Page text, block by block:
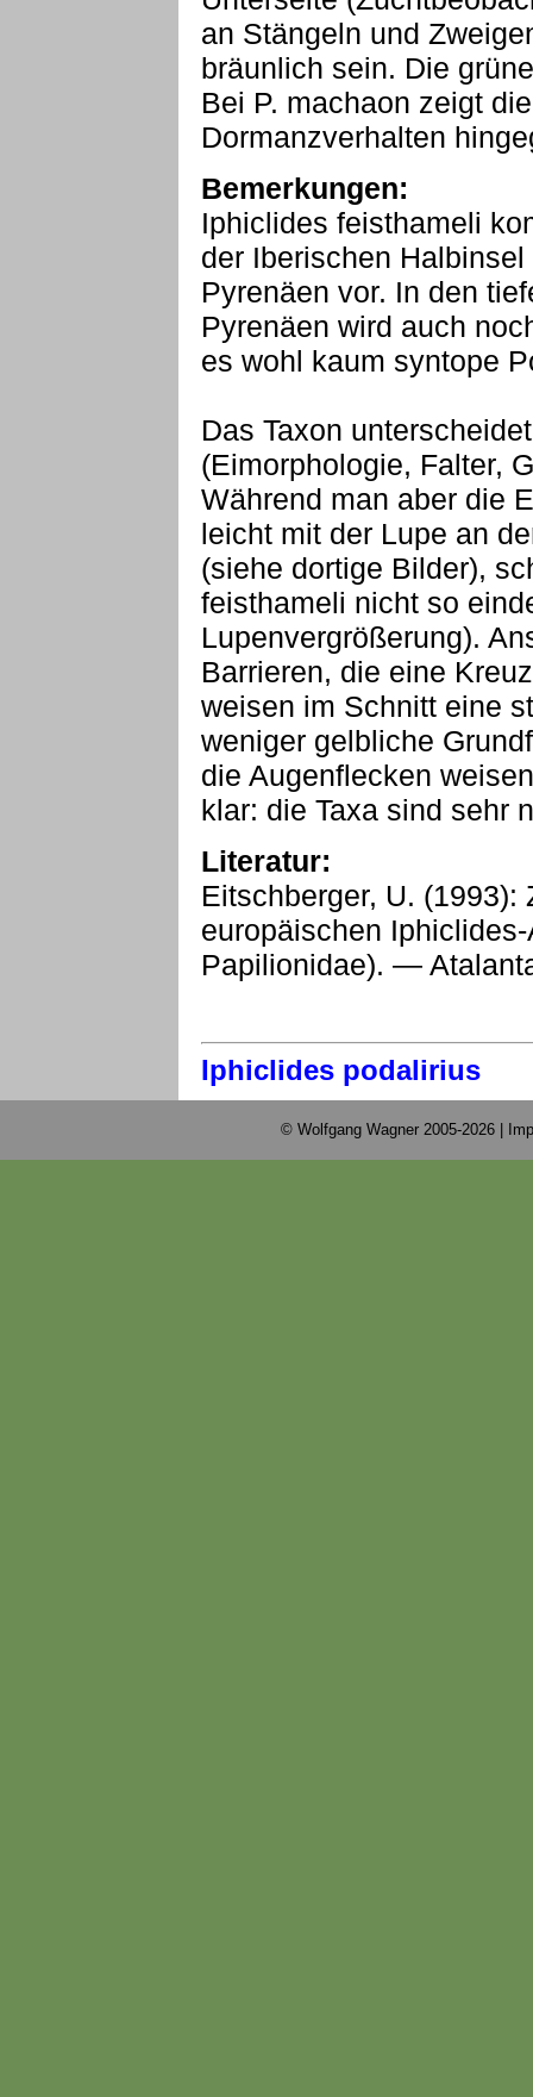
an Stängeln und
bräunlich sein. Die
Bei P. machaon zeigt
Dormanzverhalten
Bemerkungen:
Iphiclides feisthameli
der Iberischen
Pyrenäen vor. In den
Pyrenäen wird auch
es wohl kaum syntope
Das Taxon
(Eimorphologie, Falter,
Während man aber die
leicht mit der Lupe an
(siehe dortige Bilder),
feisthameli nicht so
Lupenvergrößerung).
Barrieren, die eine
weisen im Schnitt eine
weniger gelbliche
die Augenflecken
klar: die Taxa sind sehr
Literatur:
Eitschberger, U. (1993):
europäischen
Papilionidae). —
Iphiclides podalirius
© Wolfgang Wagner 2005-2026 |